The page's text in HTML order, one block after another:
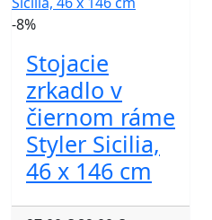
-8%
Stojacie
zrkadlo v
čiernom ráme
Styler Sicilia,
46 x 146 cm